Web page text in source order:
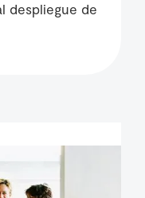
despliegue de